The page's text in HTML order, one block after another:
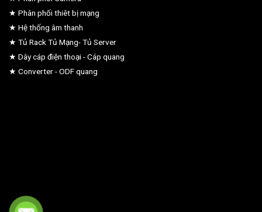
★ Phân phối thiêt bị mạng
★ Hệ thống âm thanh
★ Tủ Rack Tủ Mạng- Tủ Server
★ Dây cáp điện thoại - Cáp quang
★ Converter - ODF quang